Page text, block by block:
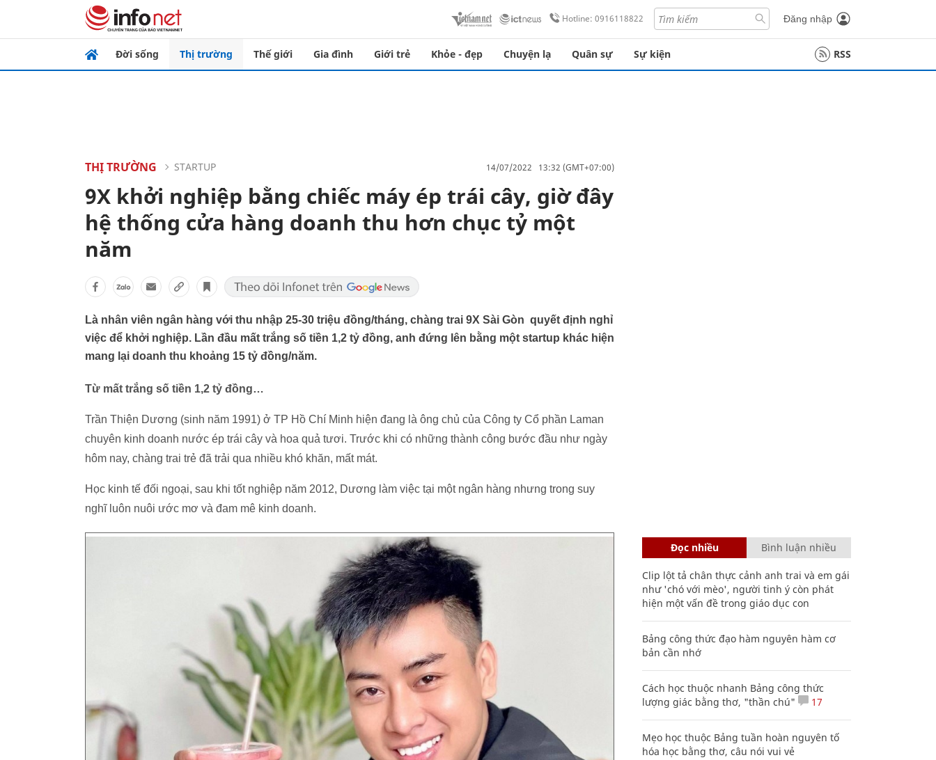
Hotline: 0916118822 Đăng nhập
Đời sống Thị trường Thế giới Gia đình Giới trẻ Khỏe - đẹp Chuyện lạ Quân sự Sự kiện RSS
THỊ TRƯỜNG STARTUP 14/07/2022 13:32 (GMT+07:00)
9X khởi nghiệp bằng chiếc máy ép trái cây, giờ đây
hệ thống cửa hàng doanh thu hơn chục tỷ một
năm
Là nhân viên ngân hàng với thu nhập 25-30 triệu đồng/tháng, chàng trai 9X Sài Gòn quyết định nghỉ
việc để khởi nghiệp. Lần đầu mất trắng số tiền 1,2 tỷ đồng, anh đứng lên bằng một startup khác hiện
mang lại doanh thu khoảng 15 tỷ đồng/năm.
Từ mất trắng số tiền 1,2 tỷ đồng…
Trần Thiện Dương (sinh năm 1991) ở TP Hồ Chí Minh hiện đang là ông chủ của Công ty Cổ phần Laman
chuyên kinh doanh nước ép trái cây và hoa quả tươi. Trước khi có những thành công bước đầu như ngày
hôm nay, chàng trai trẻ đã trải qua nhiều khó khăn, mất mát.
Học kinh tế đối ngoại, sau khi tốt nghiệp năm 2012, Dương làm việc tại một ngân hàng nhưng trong suy
nghĩ luôn nuôi ước mơ và đam mê kinh doanh.
Đọc nhiều Bình luận nhiều
Clip lột tả chân thực cảnh anh trai và em gái
như 'chó với mèo', người tinh ý còn phát
hiện một vấn đề trong giáo dục con
Bảng công thức đạo hàm nguyên hàm cơ
bản cần nhớ
Cách học thuộc nhanh Bảng công thức
lượng giác bằng thơ, "thần chú"
17
Mẹo học thuộc Bảng tuần hoàn nguyên tố
hóa học bằng thơ, câu nói vui vẻ